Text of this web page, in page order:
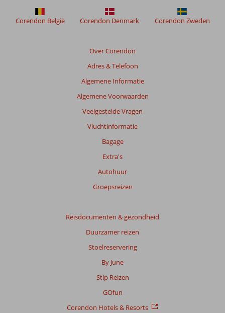
Over Corendon
Adres & Telefoon
Algemene Informatie
Algemene Voorwaarden
Veelgestelde Vragen
Vluchtinformatie
Bagage
Extra's
Autohuur
Groepsreizen
Reisdocumenten & gezondheid
Duurzamer reizen
Stoelreservering
By June
Stip Reizen
GOfun
Corendon Hotels & Resorts
Corendon België Corendon Denmark Corendon Zweden